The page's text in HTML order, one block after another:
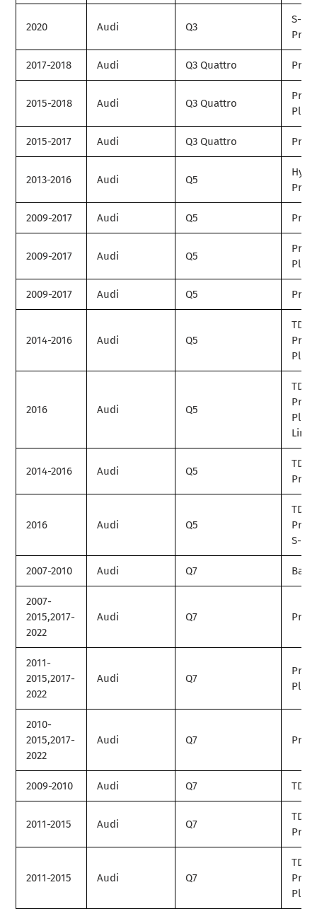
2020 Audi Q3
S-
2017-2018 Audi Q3 Quattro
2015-2018 Audi Q3 Quattro
Plus
2015-2017 Audi Q3 Quattro
2013-2016 Audi Q5
2009-2017 Audi Q5
2009-2017 Audi Q5
Plus
2009-2017 Audi Q5
2014-2016 Audi Q5
TDI
Plus
2016 Audi Q5
TDI
Plus
Line
2014-2016 Audi Q5
TDI
2016 Audi Q5
TDI
S-
2007-2010 Audi Q7 Base
2007-
2015,2017-
2022
Audi Q7
2011-
2015,2017-
2022
Audi Q7
Plus
2010-
2015,2017-
2022
Audi Q7
2009-2010 Audi Q7 TDI
2011-2015 Audi Q7
TDI
2011-2015 Audi Q7
TDI
Plus